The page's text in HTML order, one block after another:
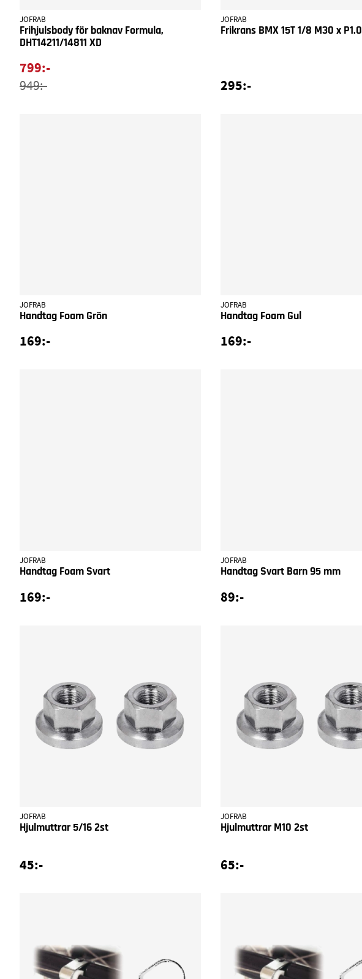
JOFRAB
Frihjulsbody för baknav Formula,
DHT14211/14811 XD
799:-
949:-
JOFRAB
Frikrans BMX 15T 1/8 M30 x P1.0
295:-
JOFRAB
Handtag Foam Grön
169:-
JOFRAB
Handtag Foam Gul
169:-
JOFRAB
Handtag Foam Svart
169:-
JOFRAB
Handtag Svart Barn 95 mm
89:-
JOFRAB
Hjulmuttrar 5/16 2st
45:-
JOFRAB
Hjulmuttrar M10 2st
65:-